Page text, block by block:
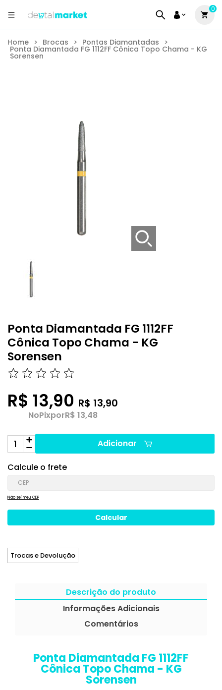
0
Home > Brocas > Pontas Diamantadas >
Ponta Diamantada FG 1112FF Cônica Topo Chama - KG
Sorensen
Ponta Diamantada FG 1112FF
Cônica Topo Chama - KG
Sorensen
R$ 13,90 R$ 13,90
NoPixporR$ 13,48
Adicionar
Calcule o frete
Não sei meu CEP
Trocas e Devolução
Descrição do produto
Informações Adicionais
Comentários
Ponta Diamantada FG 1112FF
Cônica Topo Chama - KG
Sorensen